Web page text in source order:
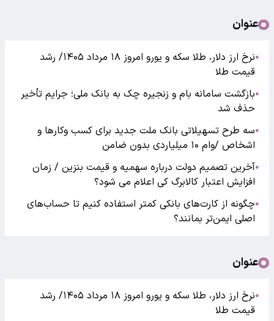
عنوان
●
نرخ ارز دلار، طلا سکه و یورو امروز ۱۸ مرداد ۱۴۰۵/ رشد
قیمت طلا
●بازگشت سامانه بام و زنجیره چک به بانک ملی؛ جرایم تأخیر
حذف شد
●سه طرح تسهیلاتی بانک ملت جدید برای کسب وکارها و
اشخاص /وام ۱۰ میلیاردی بدون ضامن
●آخرین تصمیم دولت درباره سهمیه و قیمت بنزین / زمان
افزایش اعتبار کالابرگ کی اعلام می شود؟
●چگونه از کارت‌های بانکی کمتر استفاده کنیم تا حساب‌های
اصلی ایمن‌تر بمانند؟
عنوان
●
نرخ ارز دلار، طلا سکه و یورو امروز ۱۸ مرداد ۱۴۰۵/ رشد
قیمت طلا